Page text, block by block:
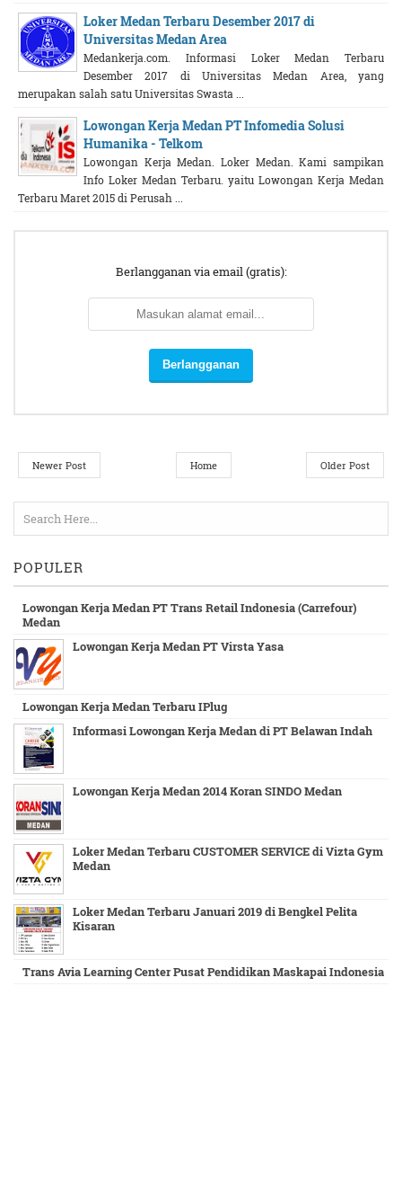
Loker Medan Terbaru Desember 2017 di
Universitas Medan Area
Medankerja.com. Informasi Loker Medan Terbaru
Desember 2017 di Universitas Medan Area, yang
merupakan salah satu Universitas Swasta ...
Lowongan Kerja Medan PT Infomedia Solusi
Humanika - Telkom
Lowongan Kerja Medan. Loker Medan. Kami sampikan
Info Loker Medan Terbaru. yaitu Lowongan Kerja Medan
Terbaru Maret 2015 di Perusah ...
Berlangganan via email (gratis):
Newer Post Older Post
Home
POPULER
Lowongan Kerja Medan PT Trans Retail Indonesia (Carrefour)
Medan
Lowongan Kerja Medan PT Virsta Yasa
Lowongan Kerja Medan Terbaru IPlug
Informasi Lowongan Kerja Medan di PT Belawan Indah
Lowongan Kerja Medan 2014 Koran SINDO Medan
Loker Medan Terbaru CUSTOMER SERVICE di Vizta Gym
Medan
Loker Medan Terbaru Januari 2019 di Bengkel Pelita
Kisaran
Trans Avia Learning Center Pusat Pendidikan Maskapai Indonesia